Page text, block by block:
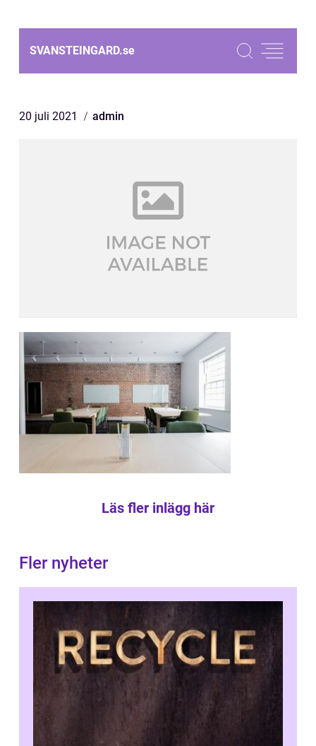
SVANSTEINGARD.se
20 juli 2021 admin
Läs fler inlägg här
Fler nyheter